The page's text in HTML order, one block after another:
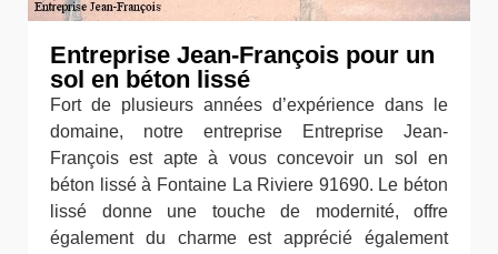
Entreprise Jean-François pour un
sol en béton lissé
Fort de plusieurs années d’expérience dans le
domaine, notre entreprise Entreprise Jean-
François est apte à vous concevoir un sol en
béton lissé à Fontaine La Riviere 91690. Le béton
lissé donne une touche de modernité, offre
également du charme est apprécié également